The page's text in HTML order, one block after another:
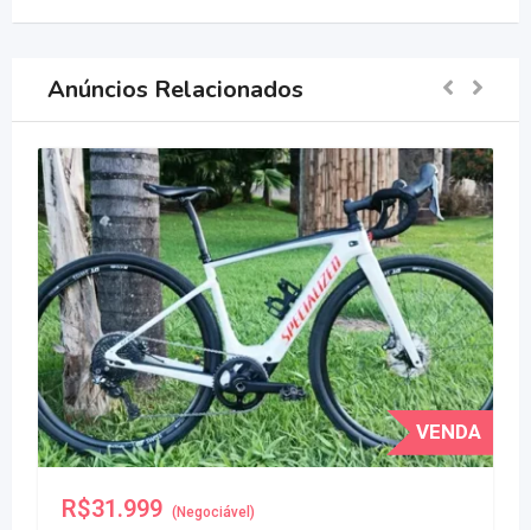
Anúncios Relacionados
VENDA
R$31.999 (Negociável)